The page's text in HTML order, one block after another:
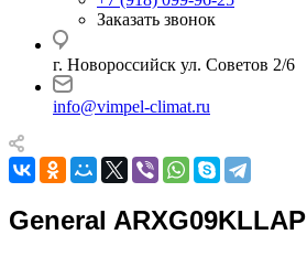
Заказать звонок
г. Новороссийск ул. Советов 2/6
info@vimpel-climat.ru
General ARXG09KLLAP